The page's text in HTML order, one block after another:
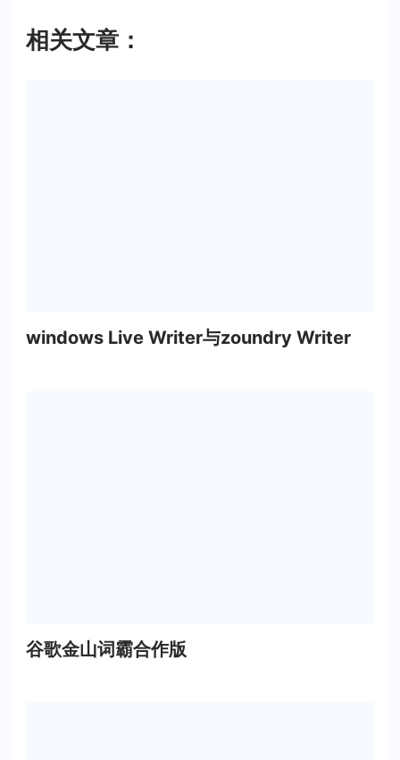
相关文章：
windows Live Writer与zoundry Writer
谷歌金山词霸合作版